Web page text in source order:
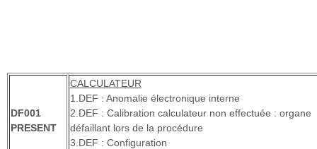
DF001
PRESENT
CALCULATEUR
1.DEF : Anomalie électronique interne
2.DEF : Calibration calculateur non effectuée : organe
défaillant lors de la procédure
3.DEF : Configuration